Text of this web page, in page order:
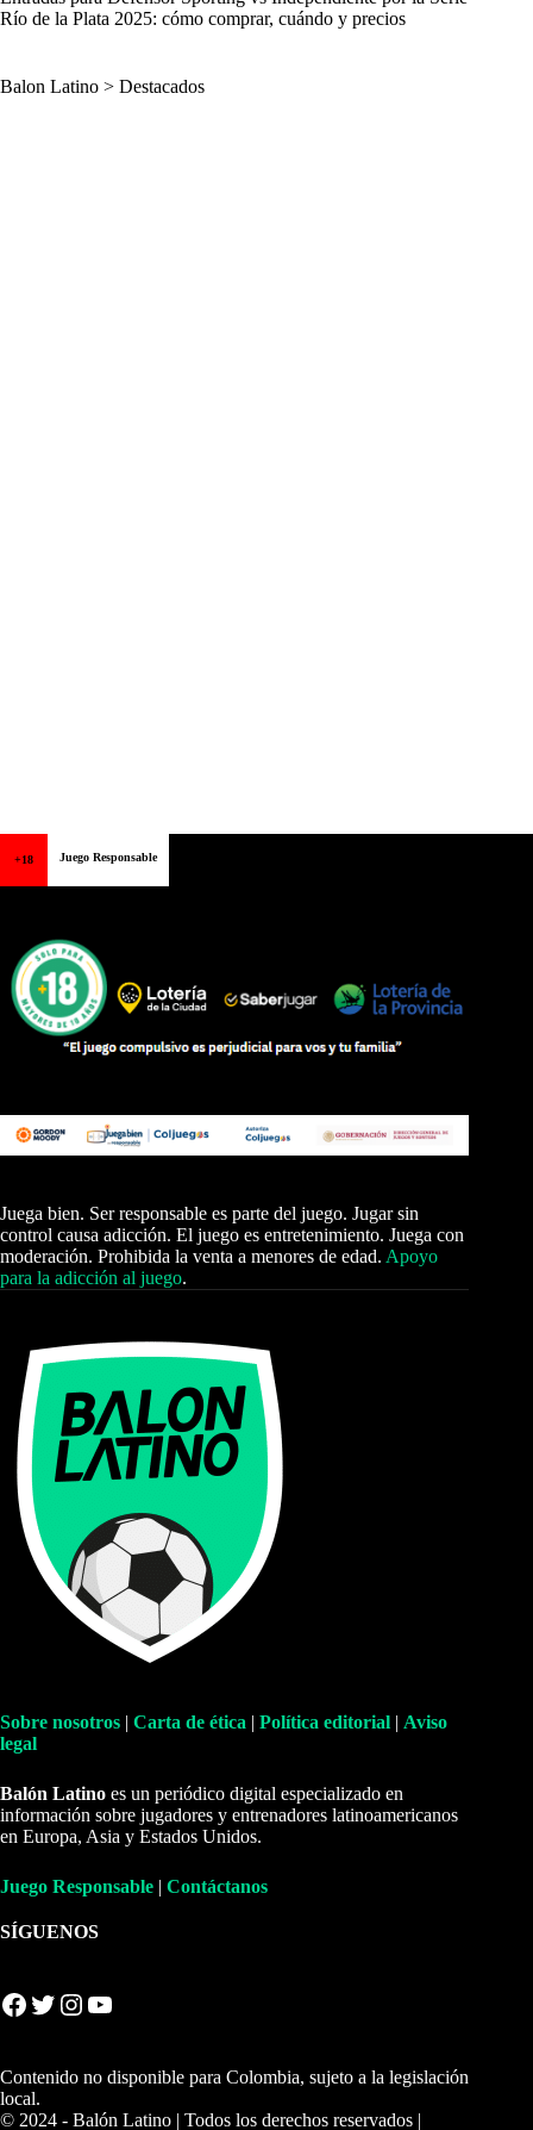
Río de la Plata 2025: cómo comprar, cuándo y precios
Balon Latino > Destacados
+18 Juego Responsable
Juega bien. Ser responsable es parte del juego. Jugar sin
control causa adicción. El juego es entretenimiento. Juega con
moderación. Prohibida la venta a menores de edad. Apoyo
para la adicción al juego.
Sobre nosotros | Carta de ética | Política editorial | Aviso
legal
Balón Latino es un periódico digital especializado en
información sobre jugadores y entrenadores latinoamericanos
en Europa, Asia y Estados Unidos.
Juego Responsable | Contáctanos
SÍGUENOS
Facebook Twitter Instagram YouTube
Contenido no disponible para Colombia, sujeto a la legislación
local.
© 2024 - Balón Latino | Todos los derechos reservados |